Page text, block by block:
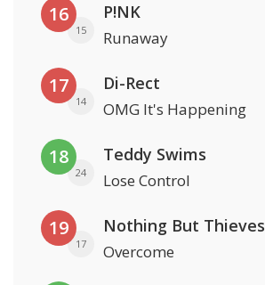
16
15
P!NK
Runaway
17
14
Di-Rect
OMG It's Happening
18
24
Teddy Swims
Lose Control
19
17
Nothing But Thieves
Overcome